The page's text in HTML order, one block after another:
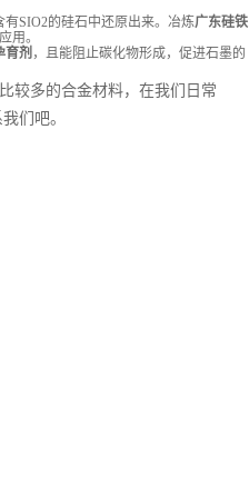
有SIO2的硅石中还原出来。冶炼广东硅铁
用。
育剂 ，且能阻止碳化物形成，促进石墨的
较多的合金材料，在我们日常
们吧。